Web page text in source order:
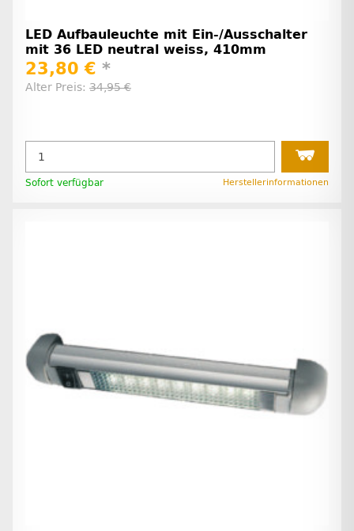
LED Aufbauleuchte mit Ein-/Ausschalter
mit 36 LED neutral weiss, 410mm
23,80 € *
Alter Preis: 34,95 €
Sofort verfügbar Herstellerinformationen